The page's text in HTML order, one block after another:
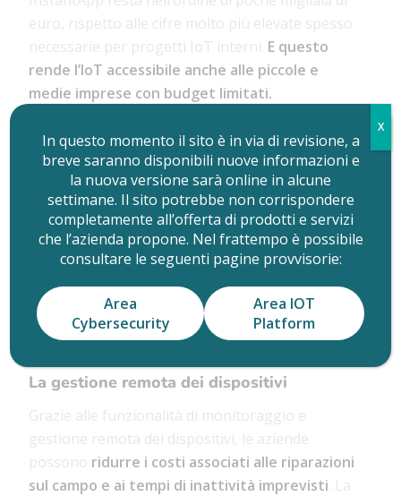
euro, rispetto alle cifre molto più elevate spesso
necessarie per progetti IoT interni. E questo
rende l’IoT accessibile anche alle piccole e
medie imprese con budget limitati.
Risparmi sui costi operativi a lungo
termine
Oltre ai costi di sviluppo iniziali, InstantApp offre
significativi risparmi sui costi operativi a lungo
terminegrazie alla manutenzione, agli
aggiornamenti e al supporto continuo,
eliminando la necessità di un team interno
dedicato alla gestione dell’infrastruttura IoT.
La gestione remota dei dispositivi
Grazie alle funzionalità di monitoraggio e
gestione remota dei dispositivi, le aziende
possono ridurre i costi associati alle riparazioni
sul campo e ai tempi di inattività imprevisti . La
In questo momento il sito è in via di revisione, a
breve saranno disponibili nuove informazioni e
la nuova versione sarà online in alcune
settimane. Il sito potrebbe non corrispondere
completamente all’offerta di prodotti e servizi
che l’azienda propone. Nel frattempo è possibile
consultare le seguenti pagine provvisorie:
Area
Cybersecurity
Area IOT
Platform
X